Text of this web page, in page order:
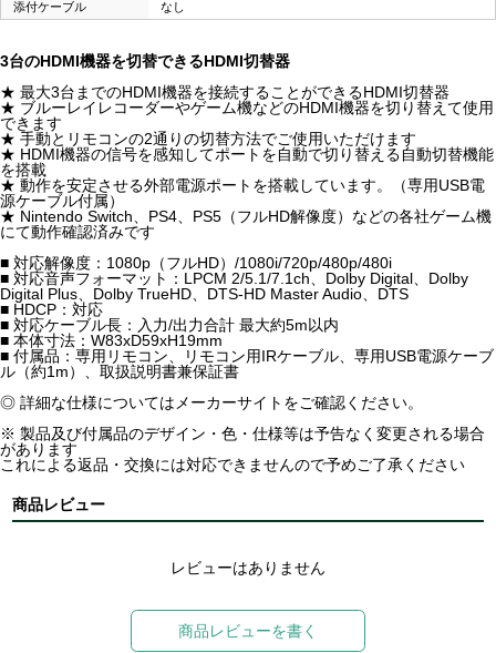
添付ケーブル
なし
3台のHDMI機器を切替できるHDMI切替器
★ 最大3台までのHDMI機器を接続することができるHDMI切替器
★ ブルーレイレコーダーやゲーム機などのHDMI機器を切り替えて使用
できます
★ 手動とリモコンの2通りの切替方法でご使用いただけます
★ HDMI機器の信号を感知してポートを自動で切り替える自動切替機能
を搭載
★ 動作を安定させる外部電源ポートを搭載しています。（専用USB電
源ケーブル付属）
★ Nintendo Switch、PS4、PS5（フルHD解像度）などの各社ゲーム機
にて動作確認済みです
■ 対応解像度：1080p（フルHD）/1080i/720p/480p/480i
■ 対応音声フォーマット：LPCM 2/5.1/7.1ch、Dolby Digital、Dolby
Digital Plus、Dolby TrueHD、DTS-HD Master Audio、DTS
■ HDCP：対応
■ 対応ケーブル長：入力/出力合計 最大約5m以内
■ 本体寸法：W83xD59xH19mm
■ 付属品：専用リモコン、リモコン用IRケーブル、専用USB電源ケーブ
ル（約1m）、取扱説明書兼保証書
◎ 詳細な仕様についてはメーカーサイトをご確認ください。
※ 製品及び付属品のデザイン・色・仕様等は予告なく変更される場合
があります
これによる返品・交換には対応できませんので予めご了承ください
商品レビュー
レビューはありません
商品レビューを書く